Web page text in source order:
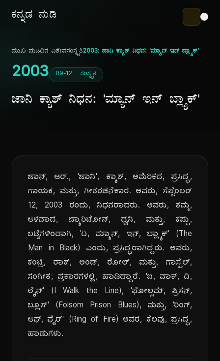
ಕನ್ನಡ ನುಡಿ
ಮುಖ ಪುಟದಿನ ವಿಶೇಷಸಂಸ್ಕೃತಿ2003: ಜಾನಿ ಕ್ಯಾಶ್ ನಿಧನ: 'ಮ್ಯಾನ್ ಇನ್ ಬ್ಲ್ಯಾಕ್'
2003 09-12 · ಸಂಸ್ಕೃತಿ
ಜಾನಿ ಕ್ಯಾಶ್ ನಿಧನ: 'ಮ್ಯಾನ್ ಇನ್ ಬ್ಲ್ಯಾಕ್'
ಜಾನ್, ಆರ್., 'ಜಾನಿ', ಕ್ಯಾಶ್, ಅಮೆರಿಕದ, ಪ್ರಸಿದ್ಧ,
ಗಾಯಕ, ಮತ್ತು, ಗೀತರಚನೆಕಾರ. ಅವರು, ಸೆಪ್ಟೆಂಬರ್
12, 2003 ರಂದು, ನಿಧನರಾದರು. ಅವರು, ತಮ್ಮ,
ಆಳವಾದ, ಬ್ಯಾರಿಟೋನ್, ಧ್ವನಿ, ಮತ್ತು, ಕಪ್ಪು,
ಬಟ್ಟೆಗಳಿಂದಾಗಿ, 'ದಿ, ಮ್ಯಾನ್, ಇನ್, ಬ್ಲ್ಯಾಕ್' (The
Man in Black) ಎಂದು, ಪ್ರಸಿದ್ಧರಾಗಿದ್ದರು. ಅವರು,
ಕಂಟ್ರಿ, ರಾಕ್, ಅಂಡ್, ರೋಲ್, ಮತ್ತು, ಗಾಸ್ಪೆಲ್,
ಸಂಗೀತ, ಪ್ರಕಾರಗಳಲ್ಲಿ, ಹಾಡಿದ್ದಾರೆ. 'ಐ, ವಾಕ್, ದಿ,
ಲೈನ್' (I Walk the Line), 'ಫೋಲ್ಸಮ್, ಪ್ರಿಸನ್,
ಬ್ಲೂಸ್' (Folsom Prison Blues), ಮತ್ತು, 'ರಿಂಗ್,
ಆಫ್, ಫೈರ್' (Ring of Fire) ಅವರ, ಕೆಲವು, ಪ್ರಸಿದ್ಧ,
ಹಾಡುಗಳು.